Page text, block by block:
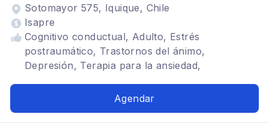
Sotomayor 575, Iquique, Chile
Isapre
Cognitivo conductual, Adulto, Estrés
postraumático, Trastornos del ánimo,
Depresión, Terapia para la ansiedad,
Agendar